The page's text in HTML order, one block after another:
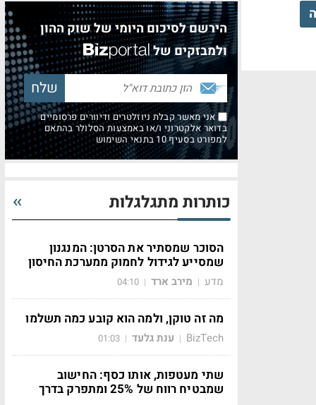
הירשם לסיכום היומי של שוק ההון
ולמבזקים של
אני מאשר קבלת ניוזלטרים ודיוורים פרסומיים
בדואר אלקטרוני ו/או באמצעות הסלולר בהתאם
למפורט בסעיף 10 בתנאי השימוש
כותרות מתגלגלות
הסוכר שמסתיר את הסרטן: המנגנון
שמסייע לגידול לחמוק ממערכת החיסון
מדע | מירב ארד |
04:10
מה זה טוקן, ולמה הוא קובע כמה תשלמו
BizTech
| ענת גלעד |
01:03
שתי מעטפות, אותו כסף: החישוב
שמבטיח רווח של 25% ומתפרק בדרך